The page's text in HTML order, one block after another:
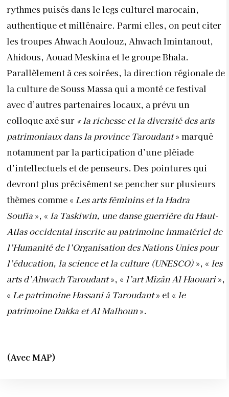
rythmes puisés dans le legs culturel marocain,
authentique et millénaire. Parmi elles, on peut citer
les troupes Ahwach Aoulouz, Ahwach Imintanout,
Ahidous, Aouad Meskina et le groupe Bhala.
Parallèlement à ces soirées, la direction régionale de
la culture de Souss Massa qui a monté ce festival
avec d’autres partenaires locaux, a prévu un
colloque axé sur « la richesse et la diversité des arts
patrimoniaux dans la province Taroudant» marqué
notamment par la participation d’une pléiade
d’intellectuels et de penseurs. Des pointures qui
devront plus précisément se pencher sur plusieurs
thèmes comme « Les arts féminins et la Hadra
Soufia », « la Taskiwin, une danse guerrière du Haut-
Atlas occidental inscrite au patrimoine immatériel de
l’Humanité de l’Organisation des Nations Unies pour
l’éducation, la science et la culture (UNESCO) », « les
arts d’Ahwach Taroudant», « l’art Mizân Al Haouari»,
« Le patrimoine Hassani à Taroudant» et « le
patrimoine Dakka et Al Malhoun».
(Avec MAP)